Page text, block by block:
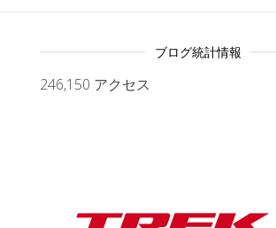
ブログ統計情報
246,150 アクセス